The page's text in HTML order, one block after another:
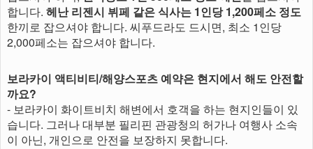
합니다. 헤난 리젠시 뷔페 같은 식사는 1인당 1,200페소 정도
한끼로 잡으셔야 합니다. 씨푸드라도 드시면, 최소 1인당
2,000페소는 잡으셔야 합니다.
보라카이 액티비티/해양스포츠 예약은 현지에서 해도 안전할
까요?
- 보라카이 화이트비치 해변에서 호객을 하는 현지인들이 있
습니다. 그러나 대부분 필리핀 관광청의 허가나 여행사 소속
이 아닌, 개인으로 안전을 보장하지 못합니다.